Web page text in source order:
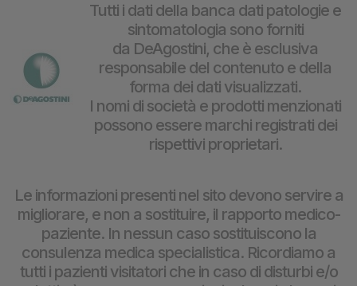
Tutti i dati della banca dati patologie e
sintomatologia sono forniti
da DeAgostini, che è esclusiva
responsabile del contenuto e della
forma dei dati visualizzati.
I nomi di società e prodotti menzionati
possono essere marchi registrati dei
rispettivi proprietari.
Le informazioni presenti nel sito devono servire a
migliorare, e non a sostituire, il rapporto medico-
paziente. In nessun caso sostituiscono la
consulenza medica specialistica. Ricordiamo a
tutti i pazienti visitatori che in caso di disturbi e/o